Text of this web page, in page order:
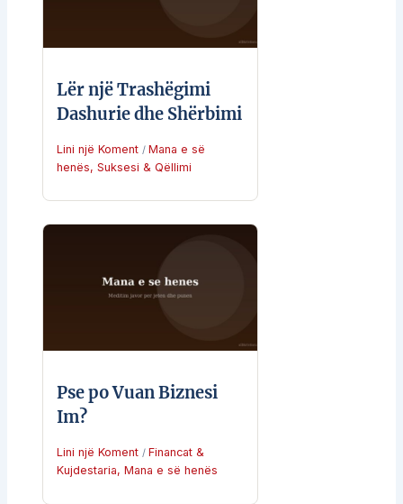
Lër një Trashëgimi
Dashurie dhe Shërbimi
Lini një Koment / Mana e së
henës, Suksesi & Qëllimi
Pse po Vuan Biznesi
Im?
Lini një Koment / Financat &
Kujdestaria, Mana e së henës